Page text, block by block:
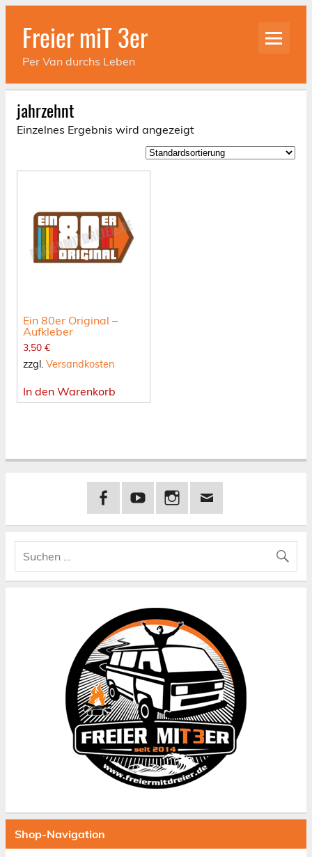
Skip
contentFreier miT 3er
Per Van durchs Leben
jahrzehnt
Einzelnes Ergebnis wird angezeigt
Ein 80er Original –
Aufkleber
3,50 €
zzgl. Versandkosten
In den Warenkorb
Shop-Navigation